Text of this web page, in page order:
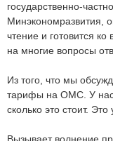
государственно-
Минэкономразвития,
чтение и готовится
на многие вопросы
Из того, что мы
тарифы на ОМС. У нас
сколько это стоит.